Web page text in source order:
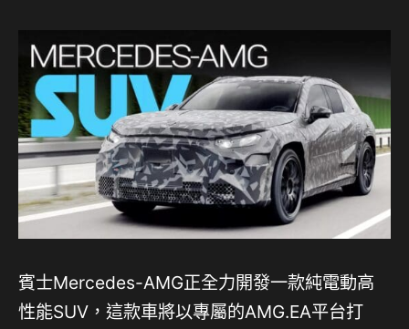
賓士Mercedes-AMG正全力開發一款純電動高
性能SUV，這款車將以專屬的AMG.EA平台打